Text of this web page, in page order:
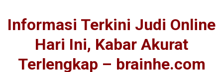
Informasi Terkini Judi Online
Hari Ini, Kabar Akurat
Terlengkap – brainhe.com